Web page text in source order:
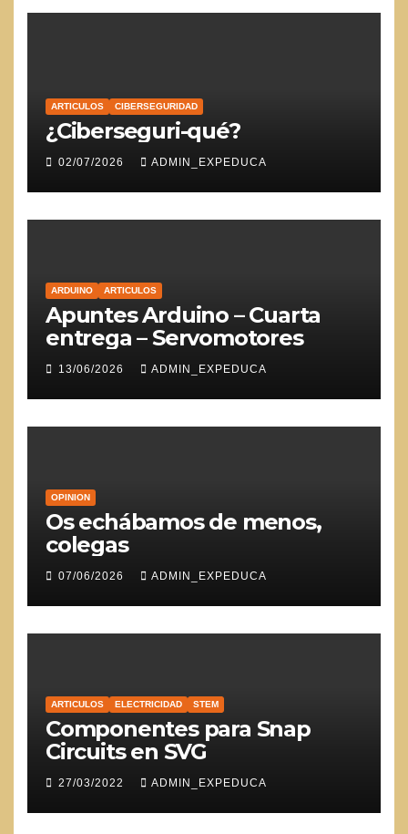
ARTICULOS CIBERSEGURIDAD
¿Ciberseguri-qué?
02/07/2026 ADMIN_EXPEDUCA
ARDUINO ARTICULOS
Apuntes Arduino – Cuarta
entrega – Servomotores
13/06/2026 ADMIN_EXPEDUCA
OPINION
Os echábamos de menos,
colegas
07/06/2026 ADMIN_EXPEDUCA
ARTICULOS ELECTRICIDAD STEM
Componentes para Snap
Circuits en SVG
27/03/2022 ADMIN_EXPEDUCA